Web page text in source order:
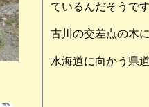
ているんだそうで
古川の交差点の木
水海道に向かう県